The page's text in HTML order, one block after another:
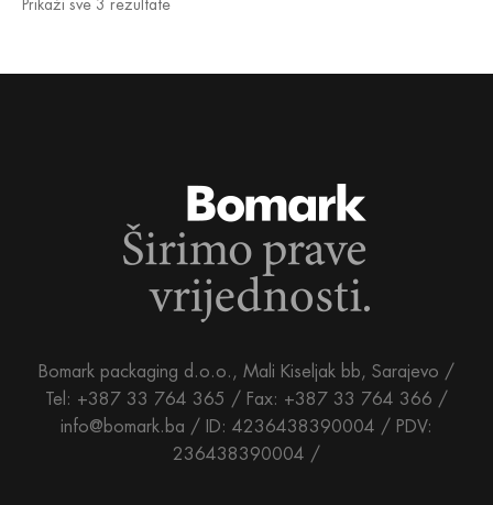
Prikaži sve 3 rezultate
Bomark packaging d.o.o., Mali Kiseljak bb, Sarajevo /
Tel: +387 33 764 365 / Fax: +387 33 764 366 /
info@bomark.ba / ID: 4236438390004 / PDV:
236438390004 /